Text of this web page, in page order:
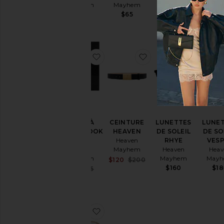
Mayhem
Mayhem
$65
Mayhem
$65
BOÎTE À
LIVRES BOOK
Mayhem
$85
ajouter aux préférésBOÎTE À
CEINTURE
HEAVEN
Heaven
Mayhem
Sale price:
$120
Previous price:
$200
ajouter aux
LUNETTES
DE SOLEIL
RHYE
Heaven
Mayhem
$160
ajouter
DE